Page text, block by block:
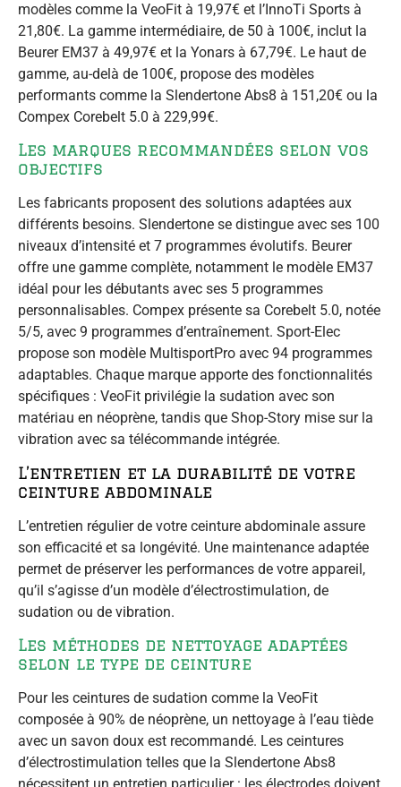
modèles comme la VeoFit à 19,97€ et l’InnoTi Sports à
21,80€. La gamme intermédiaire, de 50 à 100€, inclut la
Beurer EM37 à 49,97€ et la Yonars à 67,79€. Le haut de
gamme, au-delà de 100€, propose des modèles
performants comme la Slendertone Abs8 à 151,20€ ou la
Compex Corebelt 5.0 à 229,99€.
Les marques recommandées selon vos
objectifs
Les fabricants proposent des solutions adaptées aux
différents besoins. Slendertone se distingue avec ses 100
niveaux d’intensité et 7 programmes évolutifs. Beurer
offre une gamme complète, notamment le modèle EM37
idéal pour les débutants avec ses 5 programmes
personnalisables. Compex présente sa Corebelt 5.0, notée
5/5, avec 9 programmes d’entraînement. Sport-Elec
propose son modèle MultisportPro avec 94 programmes
adaptables. Chaque marque apporte des fonctionnalités
spécifiques : VeoFit privilégie la sudation avec son
matériau en néoprène, tandis que Shop-Story mise sur la
vibration avec sa télécommande intégrée.
L’entretien et la durabilité de votre
ceinture abdominale
L’entretien régulier de votre ceinture abdominale assure
son efficacité et sa longévité. Une maintenance adaptée
permet de préserver les performances de votre appareil,
qu’il s’agisse d’un modèle d’électrostimulation, de
sudation ou de vibration.
Les méthodes de nettoyage adaptées
selon le type de ceinture
Pour les ceintures de sudation comme la VeoFit
composée à 90% de néoprène, un nettoyage à l’eau tiède
avec un savon doux est recommandé. Les ceintures
d’électrostimulation telles que la Slendertone Abs8